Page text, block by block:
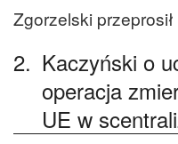
Zgorzelski
2. Kaczyński o
operacja
UE w